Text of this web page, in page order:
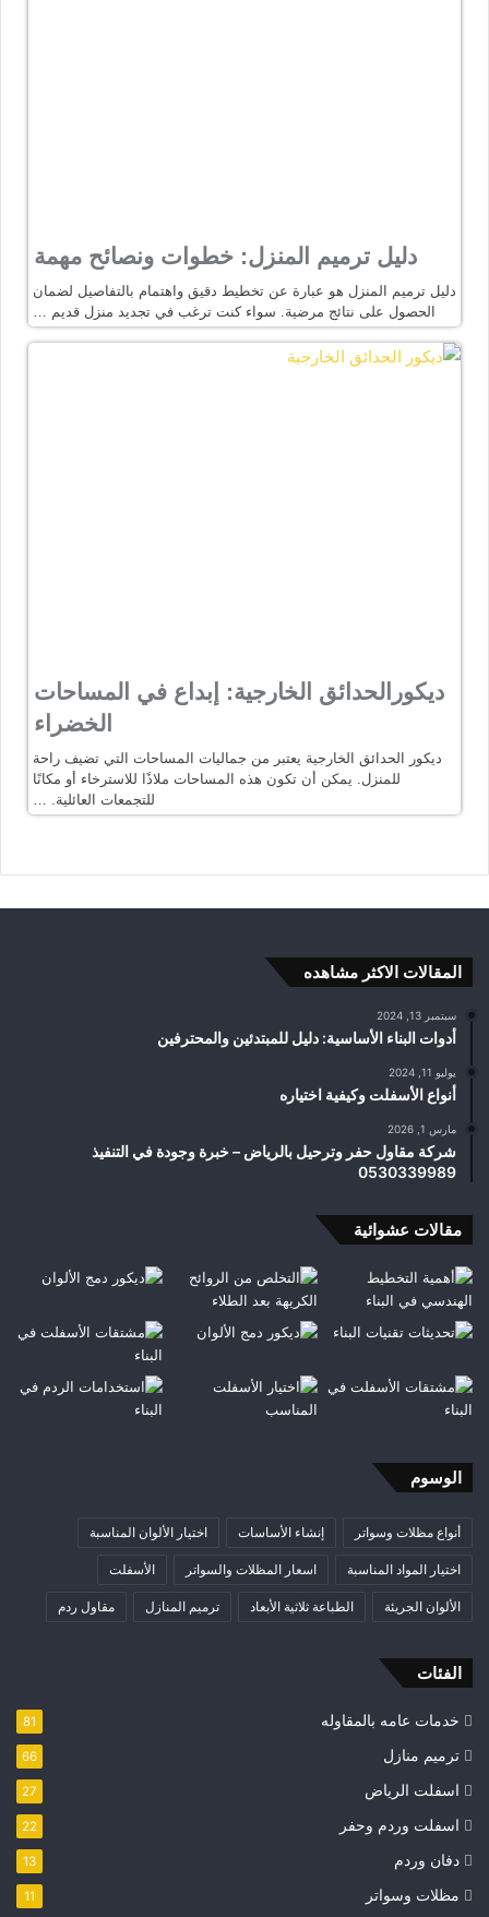
دليل ترميم المنزل: خطوات ونصائح مهمة
دليل ترميم المنزل هو عبارة عن تخطيط دقيق واهتمام بالتفاصيل لضمان
الحصول على نتائج مرضية. سواء كنت ترغب في تجديد منزل قديم …
ديكورالحدائق الخارجية: إبداع في المساحات
الخضراء
ديكور الحدائق الخارجية يعتبر من جماليات المساحات التي تضيف راحة
للمنزل. يمكن أن تكون هذه المساحات ملاذًا للاسترخاء أو مكانًا
للتجمعات العائلية. …
المقالات الاكثر مشاهده
سبتمبر 13, 2024
أدوات البناء الأساسية: دليل للمبتدئين والمحترفين
يوليو 11, 2024
أنواع الأسفلت وكيفية اختياره
مارس 1, 2026
شركة مقاول حفر وترحيل بالرياض – خبرة وجودة في التنفيذ
0530339989
مقالات عشوائية
الوسوم
أنواع مظلات وسواتر إنشاء الأساسات اختيار الألوان المناسبة
اختيار المواد المناسبة اسعار المظلات والسواتر الأسفلت
الألوان الجريئة الطباعة ثلاثية الأبعاد ترميم المنازل مقاول ردم
الفئات
خدمات عامه بالمقاوله 81
ترميم منازل 66
اسفلت الرياض 27
اسفلت وردم وحفر 22
دفان وردم 13
مظلات وسواتر 11